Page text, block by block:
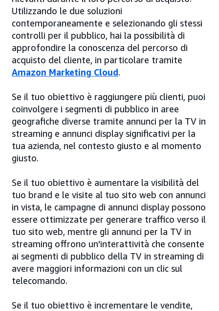
Utilizzando le due soluzioni
contemporaneamente e selezionando gli stessi
controlli per il pubblico, hai la possibilità di
approfondire la conoscenza del percorso di
acquisto del cliente, in particolare tramite
Amazon Marketing Cloud.
Se il tuo obiettivo è raggiungere più clienti, puoi
coinvolgere i segmenti di pubblico in aree
geografiche diverse tramite annunci per la TV in
streaming e annunci display significativi per la
tua azienda, nel contesto giusto e al momento
giusto.
Se il tuo obiettivo è aumentare la visibilità del
tuo brand e le visite al tuo sito web con annunci
in vista, le campagne di annunci display possono
essere ottimizzate per generare traffico verso il
tuo sito web, mentre gli annunci per la TV in
streaming offrono un'interattività che consente
ai segmenti di pubblico della TV in streaming di
avere maggiori informazioni con un clic sul
telecomando.
Se il tuo obiettivo è incrementare le vendite,